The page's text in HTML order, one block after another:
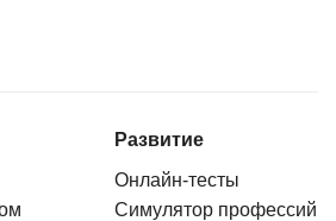
Развитие
Онлайн-тесты
Симулятор профессий